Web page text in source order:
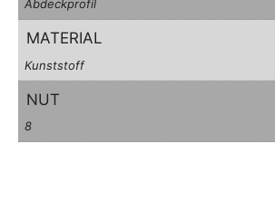
Abdeckprofil
MATERIAL
Kunststoff
NUT
8